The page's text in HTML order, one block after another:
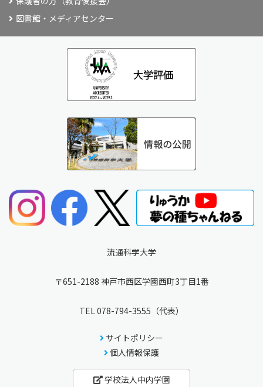
図書館・メディアセンター
流通科学大学
〒651-2188 神戸市西区学園西町3丁目1番
TEL078-794-3555 （代表）
サイトポリシー
個人情報保護
学校法人中内学園